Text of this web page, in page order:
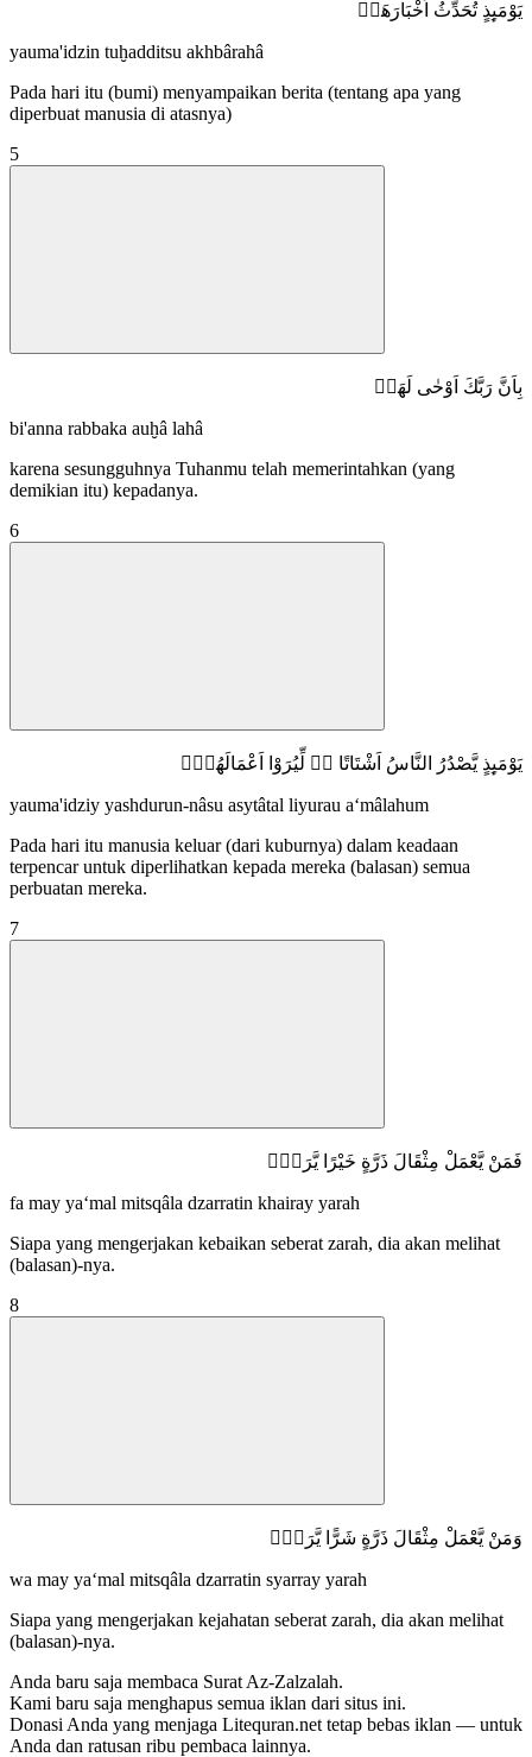
يَوْمَىِٕذٍ تُحَدِّثُ اَخْبَارَهَاۙ
yauma'idzin tuḫadditsu akhbârahâ
Pada hari itu (bumi) menyampaikan berita (tentang apa yang
diperbuat manusia di atasnya)
5
بِاَنَّ رَبَّكَ اَوْحٰى لَهَاۗ
bi'anna rabbaka auḫâ lahâ
karena sesungguhnya Tuhanmu telah memerintahkan (yang
demikian itu) kepadanya.
6
يَوْمَىِٕذٍ يَّصْدُرُ النَّاسُ اَشْتَاتًا ەۙ لِّيُرَوْا اَعْمَالَهُمْۗ
yauma'idziy yashdurun-nâsu asytâtal liyurau a‘mâlahum
Pada hari itu manusia keluar (dari kuburnya) dalam keadaan
terpencar untuk diperlihatkan kepada mereka (balasan) semua
perbuatan mereka.
7
فَمَنْ يَّعْمَلْ مِثْقَالَ ذَرَّةٍ خَيْرًا يَّرَهٗۚ
fa may ya‘mal mitsqâla dzarratin khairay yarah
Siapa yang mengerjakan kebaikan seberat zarah, dia akan melihat
(balasan)-nya.
8
وَمَنْ يَّعْمَلْ مِثْقَالَ ذَرَّةٍ شَرًّا يَّرَهٗࣖ
wa may ya‘mal mitsqâla dzarratin syarray yarah
Siapa yang mengerjakan kejahatan seberat zarah, dia akan melihat
(balasan)-nya.
Anda baru saja membaca Surat Az-Zalzalah.
Kami baru saja menghapus semua iklan dari situs ini.
Donasi Anda yang menjaga Litequran.net tetap bebas iklan — untuk
Anda dan ratusan ribu pembaca lainnya.